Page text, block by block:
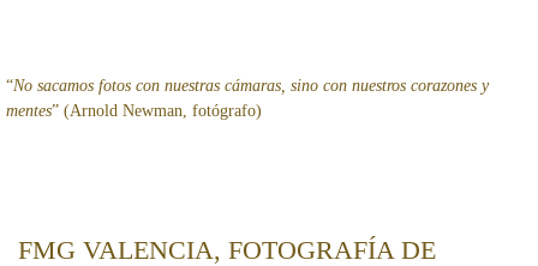
“No sacamos fotos con nuestras cámaras, sino con nuestros corazones y
mentes” (Arnold Newman, fotógrafo)
FMG VALENCIA, FOTOGRAFÍA DE